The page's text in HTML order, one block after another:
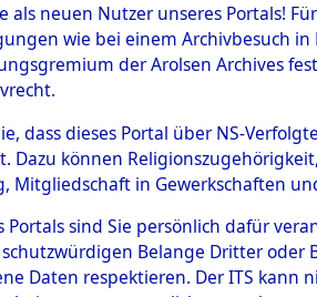
0006
als neuen Nutzer unseres Portals!
wie bei einem Archivbesuch
der Arolsen Archives
dass dieses Portal über NS-
Dazu können
Mitgliedschaft in Gewerkschaften
Portals sind Sie persönlich dafür
Belange Dritter
Daten respektieren. Der ITS